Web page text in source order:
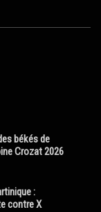
békés de
Crozat 2026
:
contre X